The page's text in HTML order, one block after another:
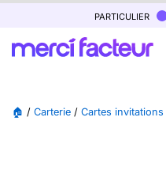
particulier
🏠 / Carterie / Cartes invitations